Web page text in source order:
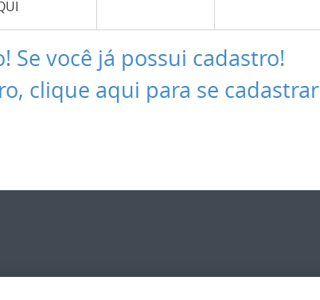
Se você já possui cadastro!
clique aqui para se cadastrar